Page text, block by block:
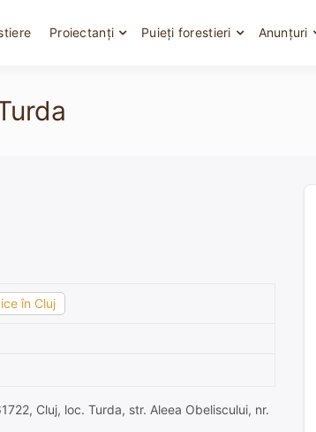
Proiectanți Puieți forestieri Anunțuri
în Cluj
Cluj, loc. Turda, str. Aleea Obeliscului, nr.